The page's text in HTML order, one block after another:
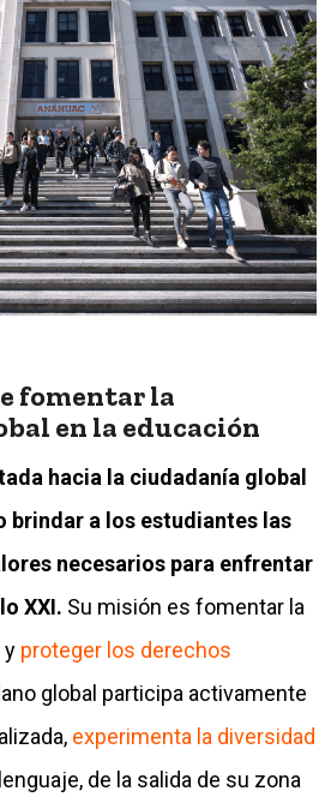
fomentar la
en la educación
hacia la ciudadanía global
brindar a los estudiantes las
necesarios para enfrentar
XXI. Su misión es fomentar la
y proteger los derechos
global participa activamente
experimenta la diversidad
de la salida de su zona